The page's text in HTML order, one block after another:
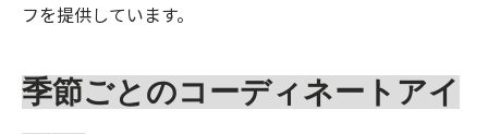
フを提供しています。
季節ごとのコーディネートアイ